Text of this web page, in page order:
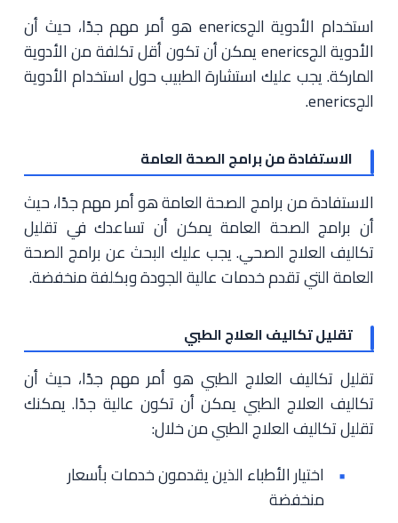
استخدام الأدوية الجenerics هو أمر مهم جدًا، حيث أن
الأدوية الجenerics يمكن أن تكون أقل تكلفة من الأدوية
الماركة. يجب عليك استشارة الطبيب حول استخدام الأدوية
الجenerics.
الاستفادة من برامج الصحة العامة
الاستفادة من برامج الصحة العامة هو أمر مهم جدًا، حيث
أن برامج الصحة العامة يمكن أن تساعدك في تقليل
تكاليف العلاج الصحي. يجب عليك البحث عن برامج الصحة
العامة التي تقدم خدمات عالية الجودة وبكلفة منخفضة.
تقليل تكاليف العلاج الطبي
تقليل تكاليف العلاج الطبي هو أمر مهم جدًا، حيث أن
تكاليف العلاج الطبي يمكن أن تكون عالية جدًا. يمكنك
تقليل تكاليف العلاج الطبي من خلال:
اختيار الأطباء الذين يقدمون خدمات بأسعار
منخفضة